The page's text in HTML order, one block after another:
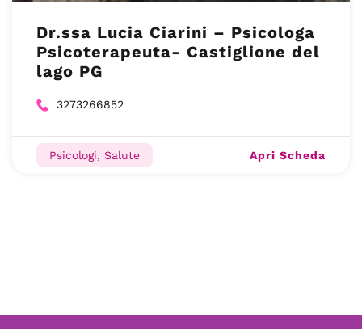
Dr.ssa Lucia Ciarini – Psicologa
Psicoterapeuta- Castiglione del
lago PG
3273266852
Psicologi, Salute Apri Scheda